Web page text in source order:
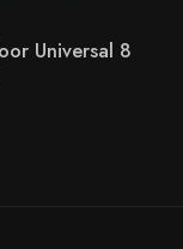
Universal 8